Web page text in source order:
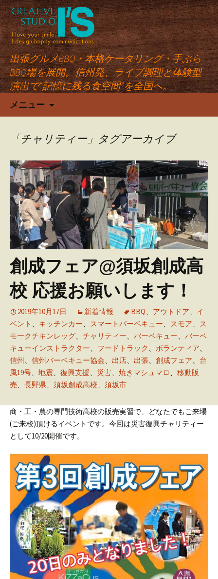
出張グルメBBQ・本格ケータリング・手ぶら
BBQ場を展開。信州発、ライブ調理と体験型
演出で“記憶に残る食空間”を全国へ。
メニュー
ン
ツ
へ
ス
キ
ッ
プ
「チャリティー」タグアーカイブ
創成フェア@須坂創成高
校 応援お願いします！
2019年10月17日 新着情報 BBQ、 アウトドア、 イ
ベント 、 キッチンカー、 スマートバーベキュー、 スモア、 ス
モークチキンレッグ、 チャリティー、 バーベキュー、 バーベ
キューインストラクター、 フードトラック 、 ボランティア、
信州 、 信州バーベキュー協会、 出店、 出張、 創成フェア、 台
風19号、 地震、 復興支援、 災害、 焼きマシュマロ 、 移動販
売、 長野県、 須坂創成高校、 須坂市
商・工・農の専門技術高校の販売実習で、どなたでもご来場
(ご来校)頂けるイベントです。今回は災害復興チャリティー
として10/20開催です。